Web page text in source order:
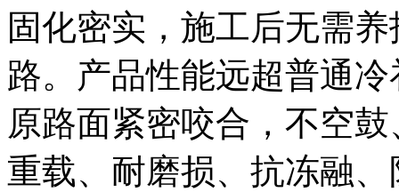
固化密实，施工后无需
路。产品性能远超普通
原路面紧密咬合，不空
重载、耐磨损、抗冻融